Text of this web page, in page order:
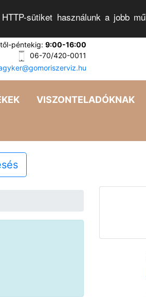
sütiket használunk a jobb
péntekig: 9:00-16:00
06-70/420-0011
VISZONTELADÓKNAK